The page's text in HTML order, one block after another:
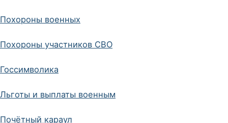
Похороны военных
Похороны участников СВО
Госсимволика
Льготы и выплаты военным
Почётный караул